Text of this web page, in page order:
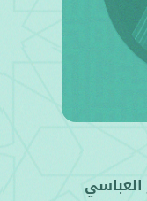
العباسي